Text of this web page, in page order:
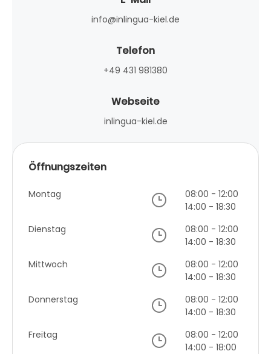
info@inlingua-kiel.de
Telefon
+49 431 981380
Webseite
inlingua-kiel.de
Öffnungszeiten
Montag
08:00 - 12:00
14:00 - 18:30
Dienstag
08:00 - 12:00
14:00 - 18:30
Mittwoch
08:00 - 12:00
14:00 - 18:30
Donnerstag
08:00 - 12:00
14:00 - 18:30
Freitag
08:00 - 12:00
14:00 - 18:00